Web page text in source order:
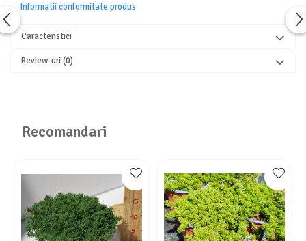
Informatii conformitate produs
Caracteristici
Review-uri(0)
Recomandari